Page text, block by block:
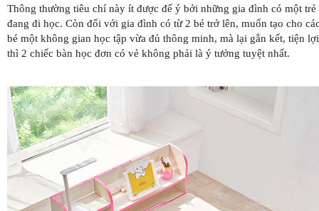
Thông thường tiêu chí này ít được để ý bởi những gia đình có một trẻ
đang đi học. Còn đối với gia đình có từ 2 bé trở lên, muốn tạo cho
bé một không gian học tập vừa đủ thông minh, mà lại gắn kết, tiện lợi
thì 2 chiếc bàn học đơn có vẻ không phải là ý tưởng tuyệt nhất.